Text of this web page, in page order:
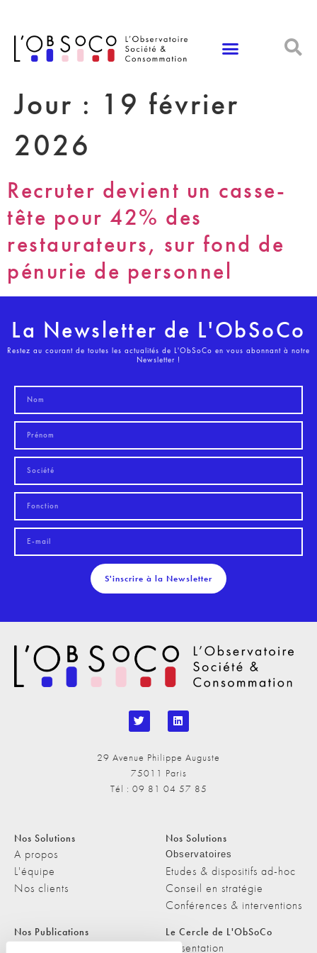
Jour : 19 février
2026
Recruter devient un casse-
tête pour 42% des
restaurateurs, sur fond de
pénurie de personnel
La Newsletter de L'ObSoCo
Restez au courant de toutes les actualités de L'ObSoCo en vous abonnant à notre
Newsletter !
S'inscrire à la Newsletter
29 Avenue Philippe Auguste
75011 Paris
Tél : 09 81 04 57 85
Nos Solutions
A propos
L'équipe
Nos clients
Nos Solutions
Observatoires
Etudes & dispositifs ad-hoc
Conseil en stratégie
Conférences & interventions
Nos Publications Le Cercle de L'ObSoCo
Présentation